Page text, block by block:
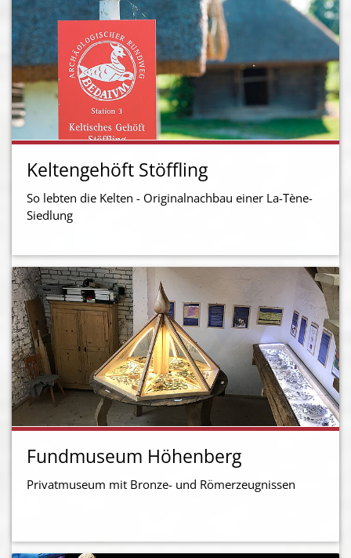
Keltengehöft Stöffling
So lebten die Kelten - Originalnachbau einer La-Tène-
Siedlung
Fundmuseum Höhenberg
Privatmuseum mit Bronze- und Römerzeugnissen